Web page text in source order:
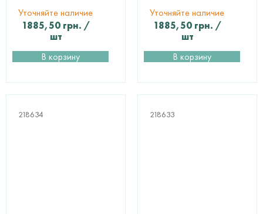
Уточняйте наличие
1885,50 грн. /
шт
В корзину
Уточняйте наличие
1885,50 грн. /
шт
В корзину
218634 218633